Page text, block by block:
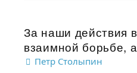
За наши действия
взаимной борьбе,
Петр Столыпин